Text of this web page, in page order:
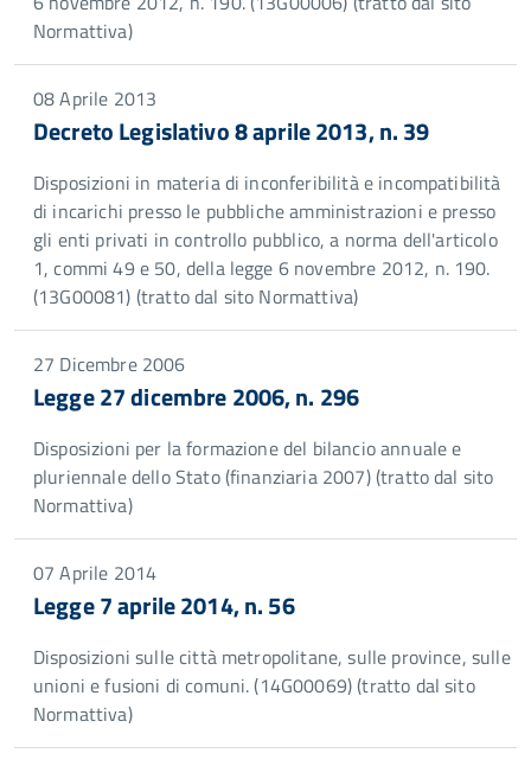
Normattiva)
08 Aprile 2013
Decreto Legislativo 8 aprile 2013, n. 39
Disposizioni in materia di inconferibilità e incompatibilità
di incarichi presso le pubbliche amministrazioni e presso
gli enti privati in controllo pubblico, a norma dell'articolo
1, commi 49 e 50, della legge 6 novembre 2012, n. 190.
(13G00081) (tratto dal sito Normattiva)
27 Dicembre 2006
Legge 27 dicembre 2006, n. 296
Disposizioni per la formazione del bilancio annuale e
pluriennale dello Stato (finanziaria 2007) (tratto dal sito
Normattiva)
07 Aprile 2014
Legge 7 aprile 2014, n. 56
Disposizioni sulle città metropolitane, sulle province, sulle
unioni e fusioni di comuni. (14G00069) (tratto dal sito
Normattiva)